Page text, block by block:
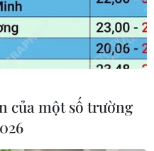
của một số trường